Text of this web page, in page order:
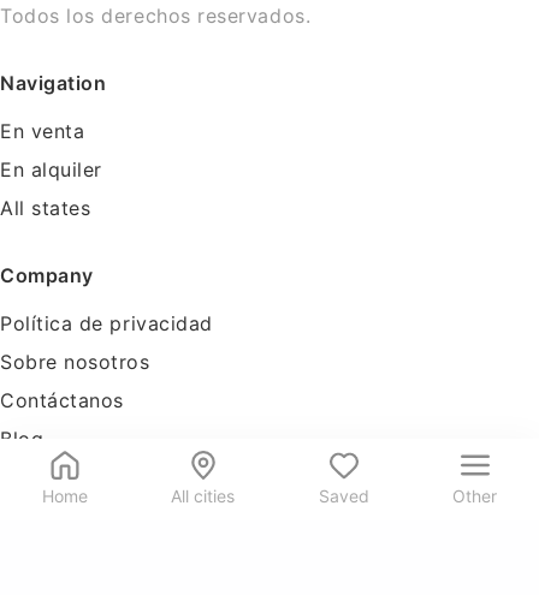
Home All cities Saved Other
Todos los derechos reservados.
Navigation
En venta
En alquiler
All states
Company
Política de privacidad
Sobre nosotros
Contáctanos
Blog
Tools